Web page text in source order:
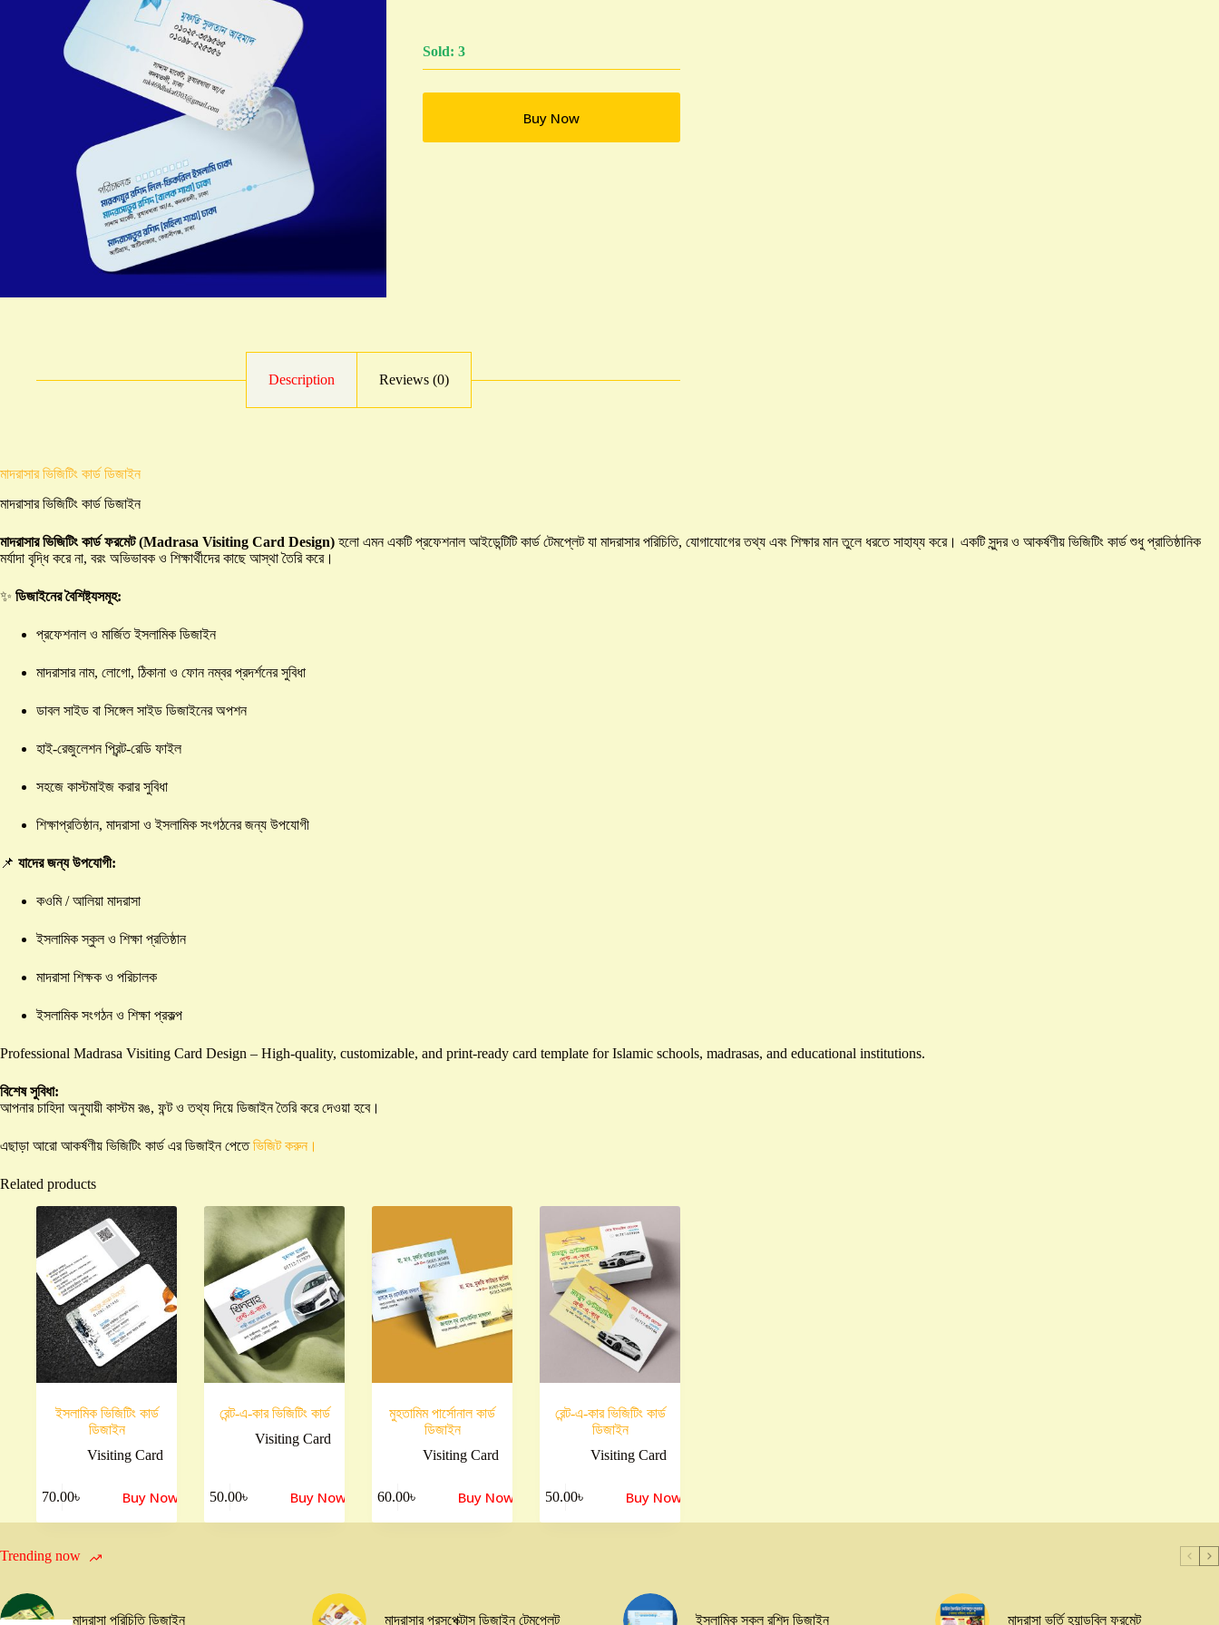
Sold: 3
Buy Now
Description Reviews (0)
মাদরাসার ভিজিটিং কার্ড ডিজাইন
মাদরাসার ভিজিটিং কার্ড ডিজাইন
মাদরাসার ভিজিটিং কার্ড ফরমেট (Madrasa Visiting Card Design) হলো এমন একটি প্রফেশনাল আইডেন্টিটি কার্ড টেমপ্লেট যা মাদরাসার পরিচিতি, যোগাযোগের তথ্য এবং শিক্ষার মান তুলে ধরতে সাহায্য করে। একটি সুন্দর ও আকর্ষণীয় ভিজিটিং কার্ড শুধু প্রাতিষ্ঠানিক
মর্যাদা বৃদ্ধি করে না, বরং অভিভাবক ও শিক্ষার্থীদের কাছে আস্থা তৈরি করে।
✨ ডিজাইনের বৈশিষ্ট্যসমূহ:
প্রফেশনাল ও মার্জিত ইসলামিক ডিজাইন
মাদরাসার নাম, লোগো, ঠিকানা ও ফোন নম্বর প্রদর্শনের সুবিধা
ডাবল সাইড বা সিঙ্গেল সাইড ডিজাইনের অপশন
হাই-রেজুলেশন প্রিন্ট-রেডি ফাইল
সহজে কাস্টমাইজ করার সুবিধা
শিক্ষাপ্রতিষ্ঠান, মাদরাসা ও ইসলামিক সংগঠনের জন্য উপযোগী
📌 যাদের জন্য উপযোগী:
কওমি / আলিয়া মাদরাসা
ইসলামিক স্কুল ও শিক্ষা প্রতিষ্ঠান
মাদরাসা শিক্ষক ও পরিচালক
ইসলামিক সংগঠন ও শিক্ষা প্রকল্প
Professional Madrasa Visiting Card Design – High-quality, customizable, and print-ready card template for Islamic schools, madrasas, and educational institutions.
বিশেষ সুবিধা:
আপনার চাহিদা অনুযায়ী কাস্টম রঙ, ফন্ট ও তথ্য দিয়ে ডিজাইন তৈরি করে দেওয়া হবে।
এছাড়া আরো আকর্ষণীয় ভিজিটিং কার্ড এর ডিজাইন পেতেভিজিট করুন।
Related products
ইসলামিক ভিজিটিং কার্ড
ডিজাইন
Visiting Card
70.00৳ Buy Now
রেন্ট-এ-কার ভিজিটিং কার্ড
Visiting Card
50.00৳ Buy Now
মুহতামিম পার্সোনাল কার্ড
ডিজাইন
Visiting Card
60.00৳ Buy Now
রেন্ট-এ-কার ভিজিটিং কার্ড
ডিজাইন
Visiting Card
50.00৳ Buy Now
Trending now
মাদরাসা পরিচিতি ডিজাইন মাদরাসার প্রসপেক্টাস ডিজাইন টেমপ্লেট ইসলামিক স্কুল রশিদ ডিজাইন মাদরাসা ভর্তি হ্যান্ডবিল ফরমেট